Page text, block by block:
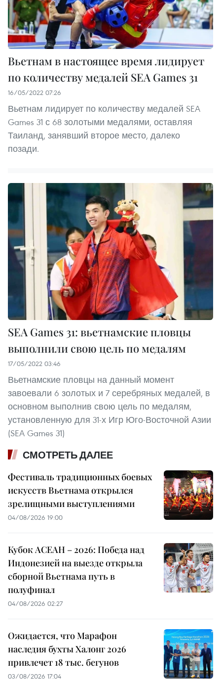
Вьетнам в настоящее время лидирует
по количеству медалей SEA Games 31
16/05/2022 07:26
Вьетнам лидирует по количеству медалей SEA
Games 31 с 68 золотыми медалями, оставляя
Таиланд, занявший второе место, далеко
позади.
SEA Games 31: вьетнамские пловцы
выполнили свою цель по медалям
17/05/2022 03:46
Вьетнамские пловцы на данный момент
завоевали 6 золотых и 7 серебряных медалей, в
основном выполнив свою цель по медалям,
установленную для 31-х Игр Юго-Восточной Азии
(SEA Games 31)
СМОТРЕТЬ ДАЛЕЕ
Фестиваль традиционных боевых
искусств Вьетнама открылся
зрелищными выступлениями
04/08/2026 19:00
Кубок АСЕАН – 2026: Победа над
Индонезией на выезде открыла
сборной Вьетнама путь в
полуфинал
04/08/2026 02:27
Ожидается, что Марафон
наследия бухты Халонг 2026
привлечет 18 тыс. бегунов
03/08/2026 17:04